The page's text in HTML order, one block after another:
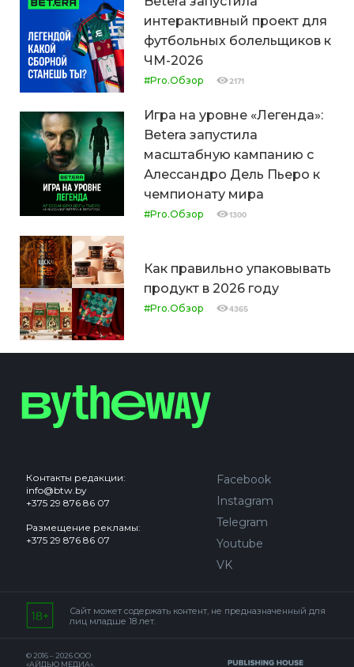
интерактивный проект для
футбольных болельщиков к
ЧМ-2026
#Pro.Обзор 2171
Игра на уровне «Легенда»:
Betera запустила
масштабную кампанию с
Алессандро Дель Пьеро к
чемпионату мира
#Pro.Обзор 1300
Как правильно упаковывать
продукт в 2026 году
#Pro.Обзор 4365
Контакты редакции:
info@btw.by
+375 29 876 86 07
Размещение рекламы:
+375 29 876 86 07
Facebook
Instagram
Telegram
Youtube
VK
Сайт может содержать контент, не предназначенный для
лиц младше 18 лет.
© 2016 – 2026 ООО
«АЙДЬЮ МЕДИА».